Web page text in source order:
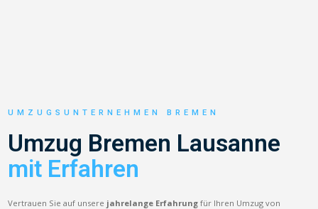
UMZUGSUNTERNEHMEN BREMEN
Umzug Bremen Lausanne
mit Erfahren
Vertrauen Sie auf unsere jahrelange Erfahrung für Ihren Umzug von